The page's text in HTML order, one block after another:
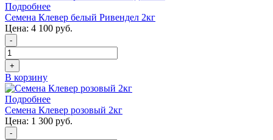
Подробнее
Семена Клевер белый Ривендел 2кг
Цена: 4 100 руб.
-
+
В корзину
Подробнее
Семена Клевер розовый 2кг
Цена: 1 300 руб.
-